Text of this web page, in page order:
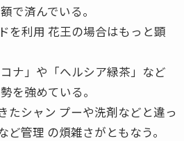
で済んでいる。
を利用 花王の場合はもっと顕
ナ」や「へルシア緑茶」など
を強めている。
たシャン プーや洗剤などと違っ
ど管理 の煩雑さがともなう。